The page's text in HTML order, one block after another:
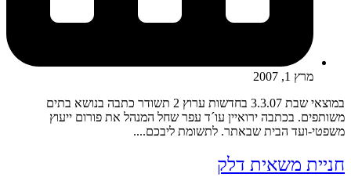
מרץ 1, 2007
במוצאי שבת 3.3.07 בחדשות ערוץ 2 תשודר כתבה בנושא בתים
משותפים. בכתבה ירואיין עו´ד עפר שחל המנהל את פורום ייעוץ
משפטי-ועד הבית שבאתר. לתשומת ליבכם....
חניית משאית דלק